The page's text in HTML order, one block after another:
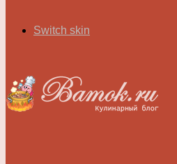
Switch skin